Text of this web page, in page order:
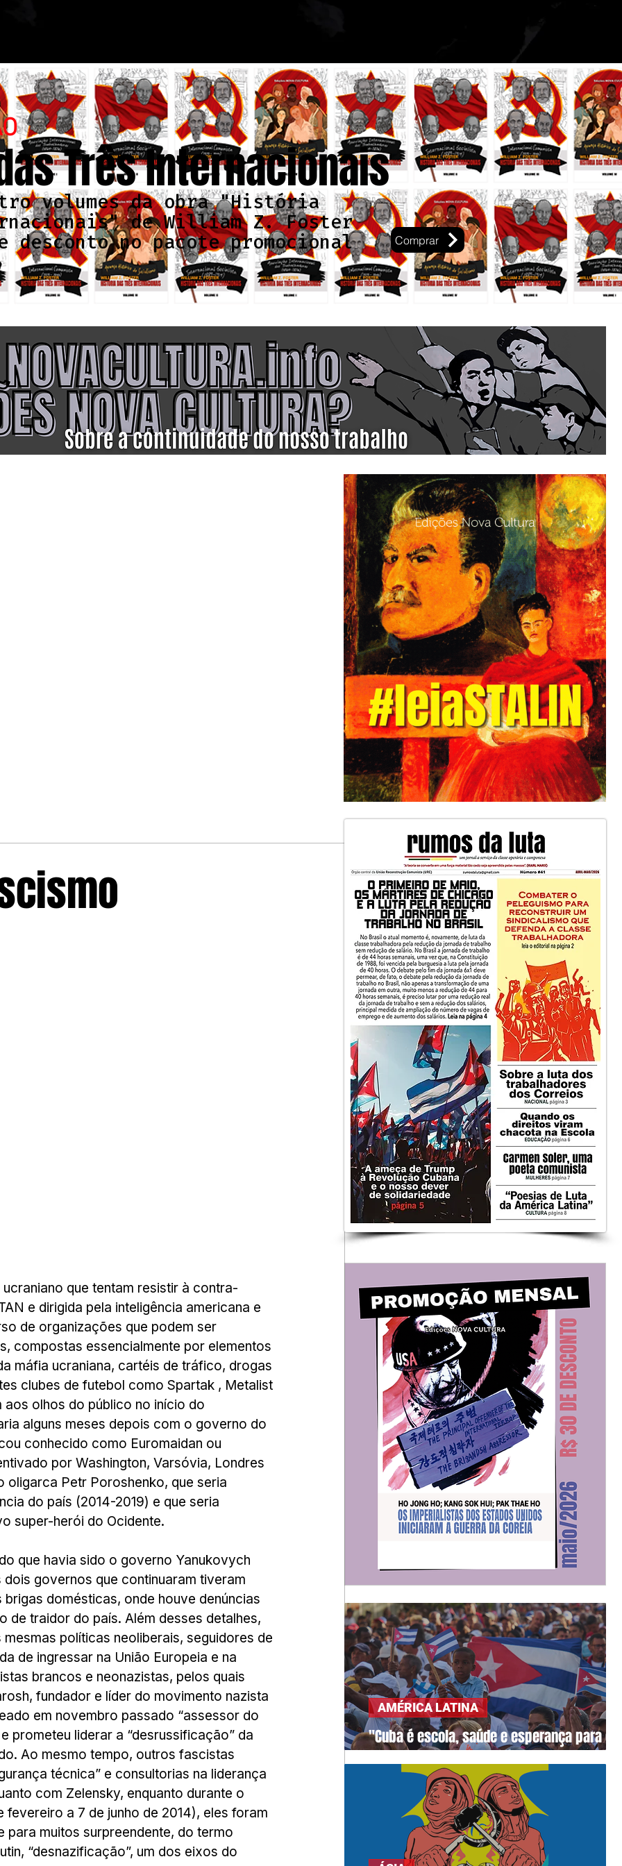
volumes da obra "História
de William Z. Foster
desconto no pacote promocional
Três Internacionais
Comprar
que tentam resistir à contra-
e dirigida pela inteligência americana e
de organizações que podem ser
compostas essencialmente por elementos
máfia ucraniana, cartéis de tráfico, drogas
clubes de futebol como Spartak , Metalist
aos olhos do público no início do
alguns meses depois com o governo do
conhecido como Euromaidan ou
por Washington, Varsóvia, Londres
oligarca Petr Poroshenko, que seria
do país (2014-2019) e que seria
super-herói do Ocidente.
que havia sido o governo Yanukovych
governos que continuaram tiveram
domésticas, onde houve denúncias
de traidor do país. Além desses detalhes,
políticas neoliberais, seguidores de
de ingressar na União Europeia e na
brancos e neonazistas, pelos quais
fundador e líder do movimento nazista
em novembro passado “assessor do
prometeu liderar a “desrussificação” da
Ao mesmo tempo, outros fascistas
técnica” e consultorias na liderança
com Zelensky, enquanto durante o
a 7 de junho de 2014), eles foram
para muitos surpreendente, do termo
“desnazificação”, um dos eixos do
"Cuba é escola, saúde e esperança para o
AMÉRICA LATINA